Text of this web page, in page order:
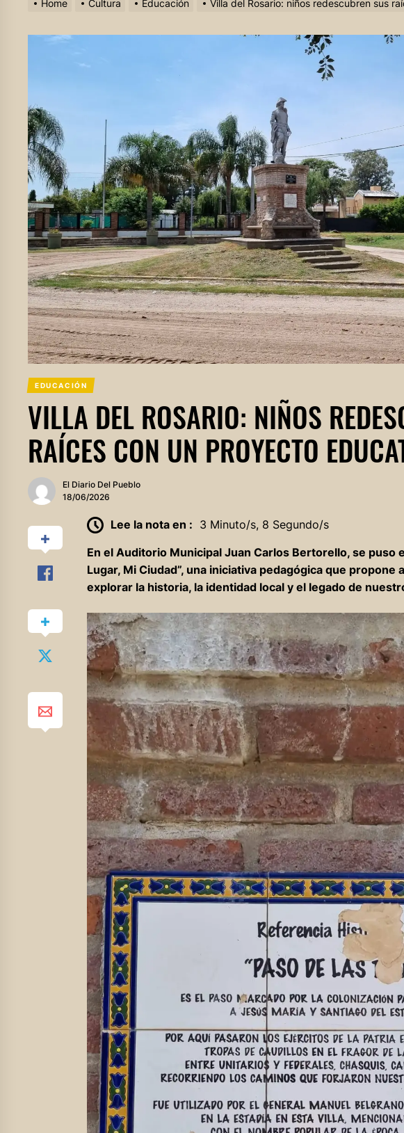
Home Cultura Educación Villa del Rosario: niños redescubren sus
EDUCACIÓN
VILLA DEL ROSARIO: NIÑOS
RAÍCES CON UN PROYECTO
El Diario Del Pueblo
18/06/2026
Lee la nota en : 3 Minuto/s, 8 Segundo/s
En el Auditorio Municipal Juan Carlos Bertorello, se puso
Lugar, Mi Ciudad”, una iniciativa pedagógica que
explorar la historia, la identidad local y el legado de